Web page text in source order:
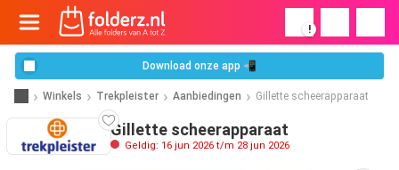
!
Download onze app 📲
Winkels Trekpleister Aanbiedingen Gillette scheerapparaat
Gillette scheerapparaat
Geldig: 16 jun 2026 t/m 28 jun 2026